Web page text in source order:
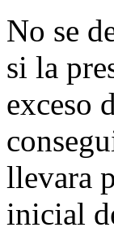
No se
si la
exceso
llevara
inicial